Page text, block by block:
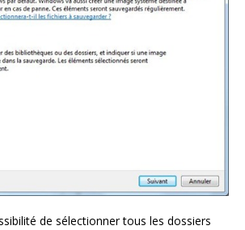
de sélectionner tous les dossiers